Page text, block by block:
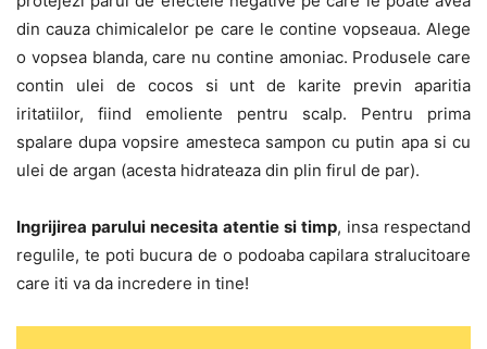
din cauza chimicalelor pe care le contine vopseaua. Alege
o vopsea blanda, care nu contine amoniac. Produsele care
contin ulei de cocos si unt de karite previn aparitia
iritatiilor, fiind emoliente pentru scalp. Pentru prima
spalare dupa vopsire amesteca sampon cu putin apa si cu
ulei de argan (acesta hidrateaza din plin firul de par).
Ingrijirea parului necesita atentie si timp, insa respectand
regulile, te poti bucura de o podoaba capilara stralucitoare
care iti va da incredere in tine!